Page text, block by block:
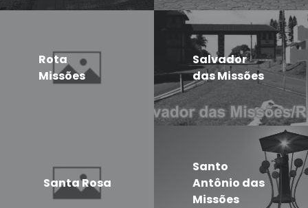
Rota
Missões
Salvador
das Missões
Santa Rosa
Santo
Antônio das
Missões